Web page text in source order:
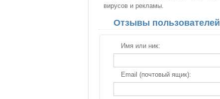
вирусов и рекламы.
Отзывы пользователей
Имя или ник:
Email (почтовый ящик):